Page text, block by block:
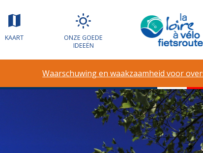
KAART
ONZE GOEDE
IDEEËN
Waarschuwing en waakzaamheid voor